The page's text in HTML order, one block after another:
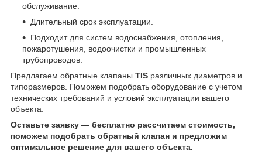
обслуживание.
Длительный срок эксплуатации.
Подходит для систем водоснабжения, отопления,
пожаротушения, водоочистки и промышленных
трубопроводов.
Предлагаем обратные клапаны TIS различных диаметров и
типоразмеров. Поможем подобрать оборудование с учетом
технических требований и условий эксплуатации вашего
объекта.
Оставьте заявку — бесплатно рассчитаем стоимость,
поможем подобрать обратный клапан и предложим
оптимальное решение для вашего объекта.